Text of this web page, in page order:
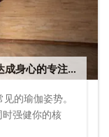
身心的专注平
的瑜伽姿势。
强健你的核